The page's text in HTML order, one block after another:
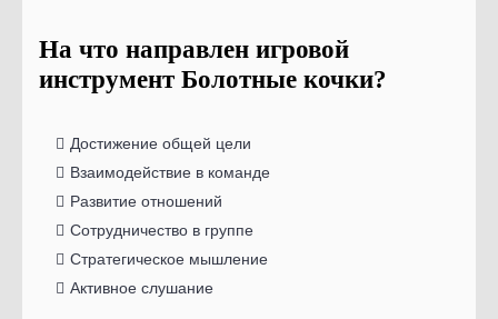
На что направлен игровой
инструмент Болотные кочки?
Достижение общей цели
Взаимодействие в команде
Развитие отношений
Сотрудничество в группе
Стратегическое мышление
Активное слушание